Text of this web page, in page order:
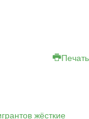
Печать